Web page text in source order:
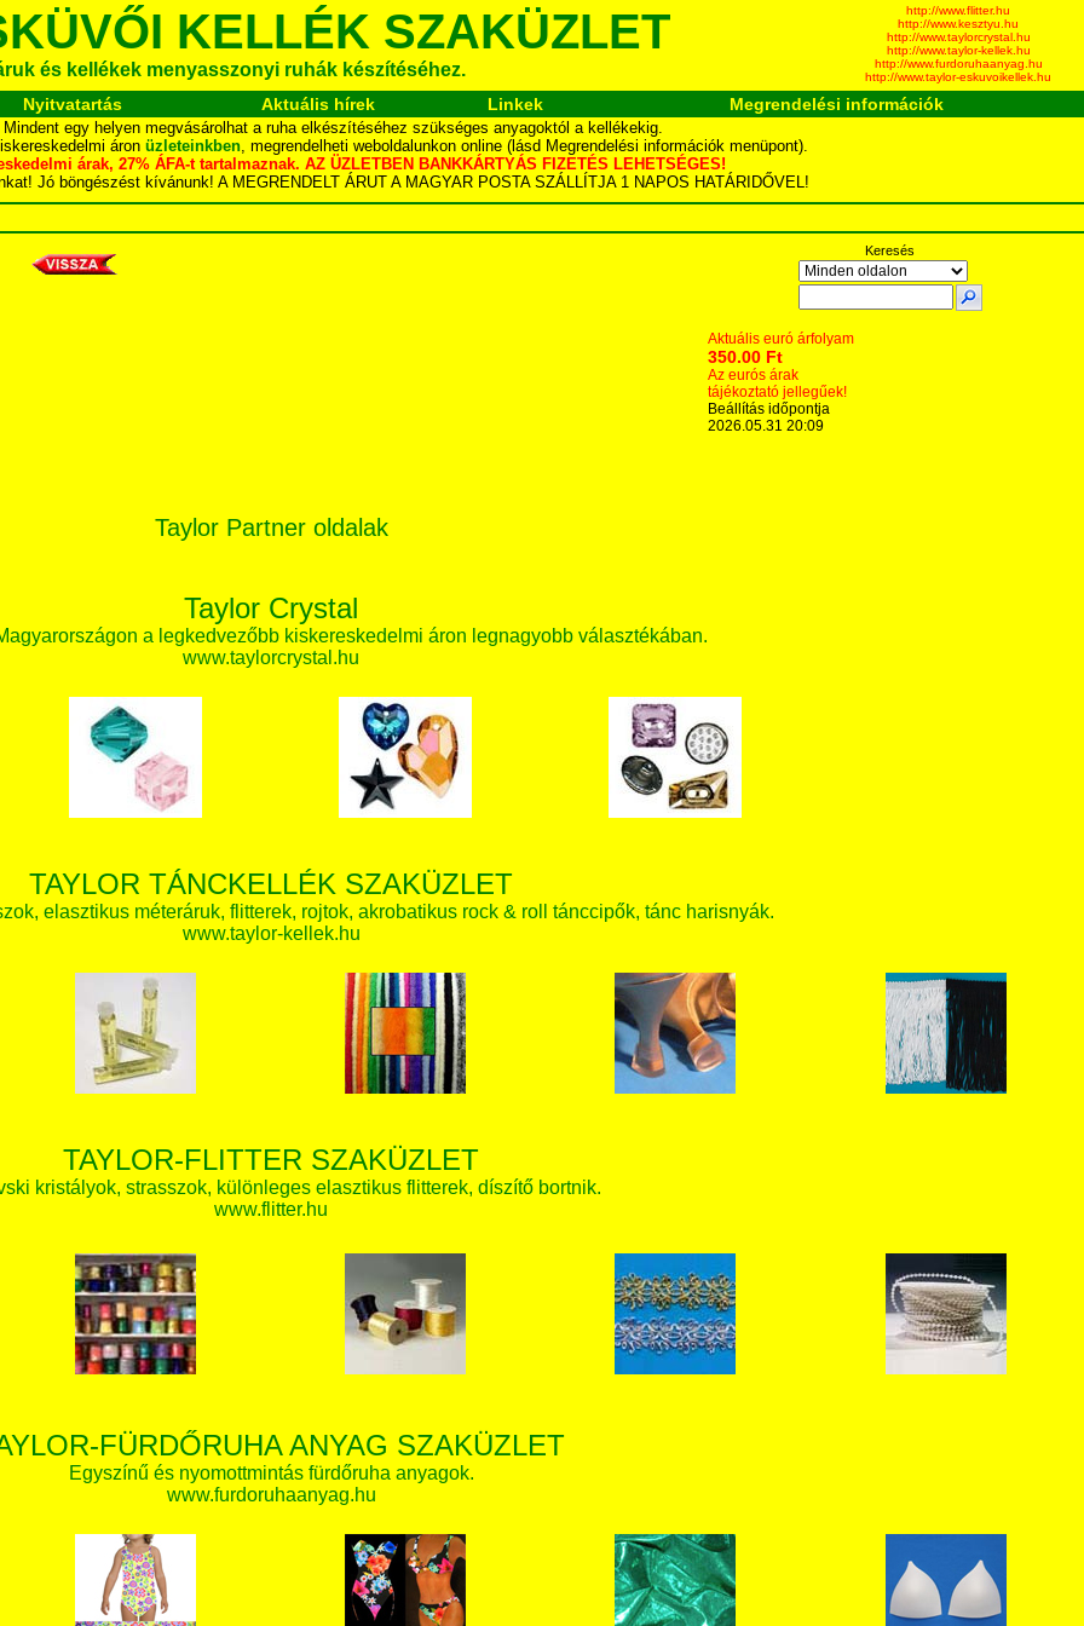
KELLÉK SZAKÜZLET
és kellékek menyasszonyi ruhák készítéséhez.
http://www.flitter.hu
http://www.kesztyu.hu
http://www.taylorcrystal.hu
http://www.taylor-kellek.hu
http://www.furdoruhaanyag.hu
http://www.taylor-eskuvoikellek.hu
Nyitvatartás Aktuális hírek Linkek Megrendelési információk
egy helyen megvásárolhat a ruha elkészítéséhez szükséges anyagoktól a kellékekig.
áron üzleteinkben, megrendelheti weboldalunkon online (lásd Megrendelési információk menüpont).
árak, 27% ÁFA-t tartalmaznak. AZ ÜZLETBEN BANKKÁRTYÁS FIZETÉS LEHETSÉGES!
Jó böngészést kívánunk! A MEGRENDELT ÁRUT A MAGYAR POSTA SZÁLLÍTJA 1 NAPOS HATÁRIDŐVEL!
Keresés
Aktuális euró árfolyam
350.00 Ft
Az eurós árak
tájékoztató jellegűek!
Beállítás időpontja
2026.05.31 20:09
Taylor Partner oldalak
Taylor Crystal
a legkedvezőbb kiskereskedelmi áron legnagyobb választékában.
www.taylorcrystal.hu
TAYLOR TÁNCKELLÉK SZAKÜZLET
elasztikus méteráruk, flitterek, rojtok, akrobatikus rock & roll tánccipők, tánc harisnyák.
www.taylor-kellek.hu
TAYLOR-FLITTER SZAKÜZLET
kristályok, strasszok, különleges elasztikus flitterek, díszítő bortnik.
www.flitter.hu
FÜRDŐRUHA ANYAG SZAKÜZLET
Egyszínű és nyomottmintás fürdőruha anyagok.
www.furdoruhaanyag.hu